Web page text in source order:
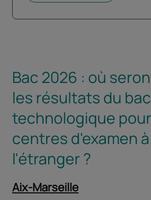
Bac 2026 : où
les résultats du
technologique
centres d'examen à
l'étranger ?
Aix-Marseille